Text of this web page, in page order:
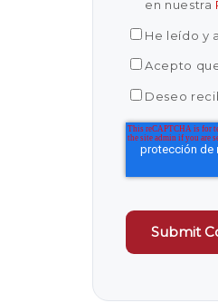
en nuestra
He leído y
Acepto
Deseo